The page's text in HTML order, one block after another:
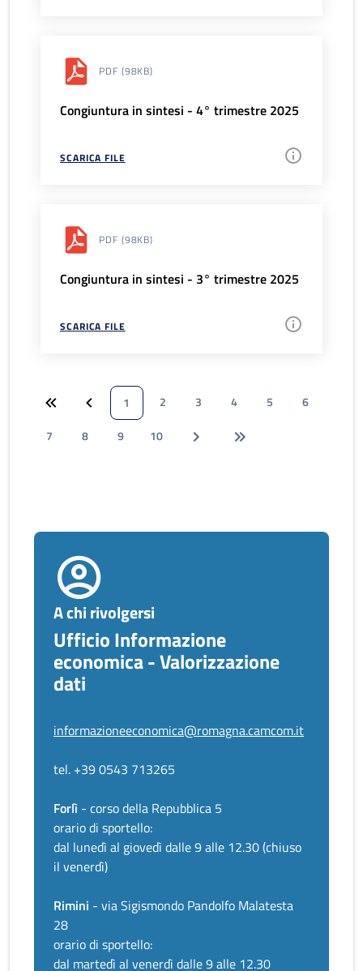
PDF (98KB)
Congiuntura in sintesi - 4° trimestre 2025
SCARICA FILE
PDF (98KB)
Congiuntura in sintesi - 3° trimestre 2025
SCARICA FILE
1 2 3 4 5
6
7
8 9 10
A chi rivolgersi
Ufficio Informazione
economica - Valorizzazione
dati
informazioneeconomica@romagna.camcom.it
tel. +39 0543 713265
Forlì - corso della Repubblica 5
orario di sportello:
dal lunedì al giovedì dalle 9 alle 12.30 (chiuso
il venerdì)
Rimini - via Sigismondo Pandolfo Malatesta
28
orario di sportello:
dal martedì al venerdì dalle 9 alle 12.30